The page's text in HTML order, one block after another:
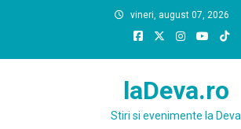
vineri, august 07, 2026
laDeva.ro
Stiri si evenimente la Deva